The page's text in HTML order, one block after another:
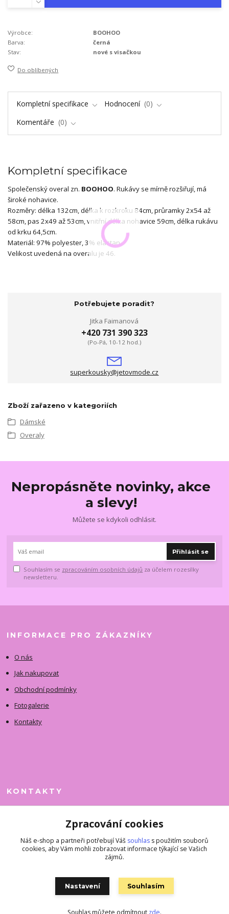
Výrobce:
BOOHOO
Barva:
černá
Stav:
nové s visačkou
Do oblíbených
Kompletní specifikace Hodnocení
0
Komentáře
0
Kompletní specifikace
Společenský overal zn. BOOHOO. Rukávy se mírně rozšiřují, má
široké nohavice.
Rozměry: délka 132cm, délka k rozkroku 84cm, průramky 2x54 až
58cm, pas 2x49 až 53cm, vnitřní délka nohavice 59cm, délka rukávu
od krku 64,5cm.
Materiál: 97% polyester, 3% elastan.
Velikost uvedená na overalu je 46.
Potřebujete poradit?
Jitka Faimanová
+420 731 390 323
(Po-Pá, 10-12 hod.)
superkousky@jetovmode.cz
Zboží zařazeno v kategoriích
Dámské
Overaly
Nepropásněte novinky, akce
a slevy!
Můžete se kdykoli odhlásit.
Přihlásit se
Souhlasím se zpracováním osobních údajů za účelem rozesílky
newsletteru.
INFORMACE PRO ZÁKAZNÍKY
O nás
Jak nakupovat
Obchodní podmínky
Fotogalerie
Kontakty
KONTAKTY
+420 731 390 323
superkousky@jetovmode.cz
Zpracování cookies
Náš e-shop a partneři potřebují Váš souhlas s použitím souborů
cookies, aby Vám mohli zobrazovat informace týkající se Vašich
zájmů.
Nastavení Souhlasím
Souhlas můžete odmítnout zde.